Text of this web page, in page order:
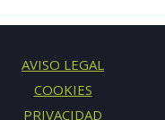
AVISO LEGAL
COOKIES
PRIVACIDAD